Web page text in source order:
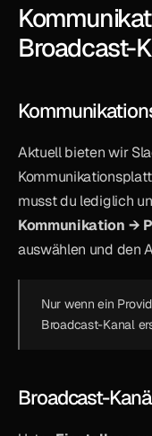
Broadcast-
Aktuell bieten wir
musst du lediglich
Kommunikation →
auswählen und den
Nur wenn ein
Broadcast-Kanal
Broadcast-